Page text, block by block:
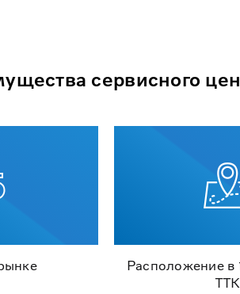
сервисного
Расположение в
ТТК